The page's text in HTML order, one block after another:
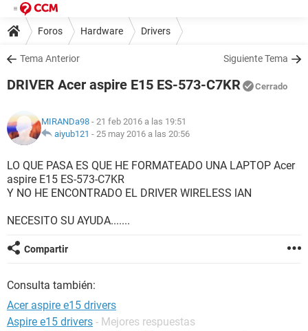
Foros Hardware Drivers
Tema Anterior Siguiente Tema
DRIVER Acer aspire E15 ES-573-C7KR Cerrado
MIRANDa98 - 21 feb 2016 a las 19:51
aiyub121 - 25 may 2016 a las 20:56
LO QUE PASA ES QUE HE FORMATEADO UNA LAPTOP Acer
aspire E15 ES-573-C7KR
Y NO HE ENCONTRADO EL DRIVER WIRELESS lAN
NECESITO SU AYUDA.......
Compartir
Consulta también:
Acer aspire e15 drivers
Aspire e15 drivers - Mejores respuestas